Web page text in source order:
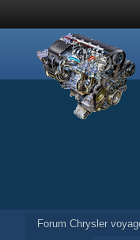
Forum Chrysler